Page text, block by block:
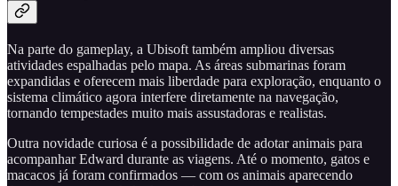
Na parte do gameplay, a Ubisoft também ampliou diversas
atividades espalhadas pelo mapa. As áreas submarinas foram
expandidas e oferecem mais liberdade para exploração, enquanto o
sistema climático agora interfere diretamente na navegação,
tornando tempestades muito mais assustadoras e realistas.
Outra novidade curiosa é a possibilidade de adotar animais para
acompanhar Edward durante as viagens. Até o momento, gatos e
macacos já foram confirmados — com os animais aparecendo